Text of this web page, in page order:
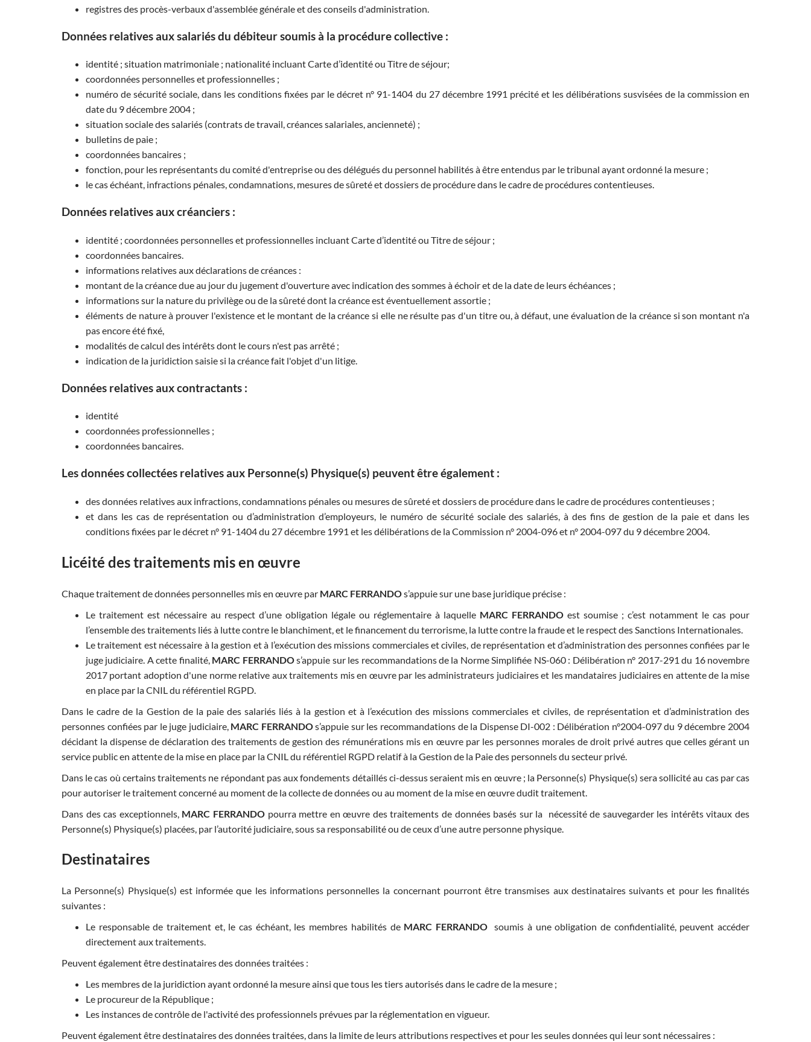
registres des procès-verbaux d'assemblée générale et des conseils d'administration.
Données relatives aux salariés du débiteur soumis à la procédure collective :
identité ; situation matrimoniale ; nationalité incluant Carte d’identité ou Titre de séjour;
coordonnées personnelles et professionnelles ;
numéro de sécurité sociale, dans les conditions fixées par le décret n° 91-1404 du 27 décembre 1991 précité et les délibérations susvisées de la commission en
date du 9 décembre 2004 ;
situation sociale des salariés (contrats de travail, créances salariales, ancienneté) ;
bulletins de paie ;
coordonnées bancaires ;
fonction, pour les représentants du comité d'entreprise ou des délégués du personnel habilités à être entendus par le tribunal ayant ordonné la mesure ;
le cas échéant, infractions pénales, condamnations, mesures de sûreté et dossiers de procédure dans le cadre de procédures contentieuses.
Données relatives aux créanciers :
identité ; coordonnées personnelles et professionnelles incluant Carte d’identité ou Titre de séjour ;
coordonnées bancaires.
informations relatives aux déclarations de créances :
montant de la créance due au jour du jugement d'ouverture avec indication des sommes à échoir et de la date de leurs échéances ;
informations sur la nature du privilège ou de la sûreté dont la créance est éventuellement assortie ;
éléments de nature à prouver l'existence et le montant de la créance si elle ne résulte pas d'un titre ou, à défaut, une évaluation de la créance si son montant n'a
pas encore été fixé,
modalités de calcul des intérêts dont le cours n'est pas arrêté ;
indication de la juridiction saisie si la créance fait l'objet d'un litige.
Données relatives aux contractants :
identité
coordonnées professionnelles ;
coordonnées bancaires.
Les données collectées relatives aux Personne(s) Physique(s) peuvent être également :
des données relatives aux infractions, condamnations pénales ou mesures de sûreté et dossiers de procédure dans le cadre de procédures contentieuses ;
et dans les cas de représentation ou d’administration d’employeurs, le numéro de sécurité sociale des salariés, à des fins de gestion de la paie et dans les
conditions fixées par le décret n° 91-1404 du 27 décembre 1991 et les délibérations de la Commission n° 2004-096 et n° 2004-097 du 9 décembre 2004.
Licéité des traitements mis en œuvre
Chaque traitement de données personnelles mis en œuvre par MARC FERRANDOs’appuie sur une base juridique précise :
Le traitement est nécessaire au respect d’une obligation légale ou réglementaire à laquelle MARC FERRANDO est soumise ; c’est notamment le cas pour
l’ensemble des traitements liés à lutte contre le blanchiment, et le financement du terrorisme, la lutte contre la fraude et le respect des Sanctions Internationales.
Le traitement est nécessaire à la gestion et à l’exécution des missions commerciales et civiles, de représentation et d’administration des personnes confiées par le
juge judiciaire. A cette finalité, MARC FERRANDOs’appuie sur les recommandations de la Norme Simplifiée NS-060 : Délibération n° 2017-291 du 16 novembre
2017 portant adoption d'une norme relative aux traitements mis en œuvre par les administrateurs judiciaires et les mandataires judiciaires en attente de la mise
en place par la CNIL du référentiel RGPD.
Dans le cadre de la Gestion de la paie des salariés liés à la gestion et à l’exécution des missions commerciales et civiles, de représentation et d’administration des
personnes confiées par le juge judiciaire, MARC FERRANDOs’appuie sur les recommandations de la Dispense DI-002 : Délibération n°2004-097 du 9 décembre 2004
décidant la dispense de déclaration des traitements de gestion des rémunérations mis en œuvre par les personnes morales de droit privé autres que celles gérant un
service public en attente de la mise en place par la CNIL du référentiel RGPD relatif à la Gestion de la Paie des personnels du secteur privé.
Dans le cas où certains traitements ne répondant pas aux fondements détaillés ci-dessus seraient mis en œuvre ; la Personne(s) Physique(s) sera sollicité au cas par cas
pour autoriser le traitement concerné au moment de la collecte de données ou au moment de la mise en œuvre dudit traitement.
Dans des cas exceptionnels, MARC FERRANDOpourra mettre en œuvre des traitements de données basés sur la nécessité de sauvegarder les intérêts vitaux des
Personne(s) Physique(s) placées, par l’autorité judiciaire, sous sa responsabilité ou de ceux d’une autre personne physique.
Destinataires
La Personne(s) Physique(s) est informée que les informations personnelles la concernant pourront être transmises aux destinataires suivants et pour les finalités
suivantes :
Le responsable de traitement et, le cas échéant, les membres habilités de MARC FERRANDOsoumis à une obligation de confidentialité, peuvent accéder
directement aux traitements.
Peuvent également être destinataires des données traitées :
Les membres de la juridiction ayant ordonné la mesure ainsi que tous les tiers autorisés dans le cadre de la mesure ;
Le procureur de la République ;
Les instances de contrôle de l'activité des professionnels prévues par la réglementation en vigueur.
Peuvent également être destinataires des données traitées, dans la limite de leurs attributions respectives et pour les seules données qui leur sont nécessaires :